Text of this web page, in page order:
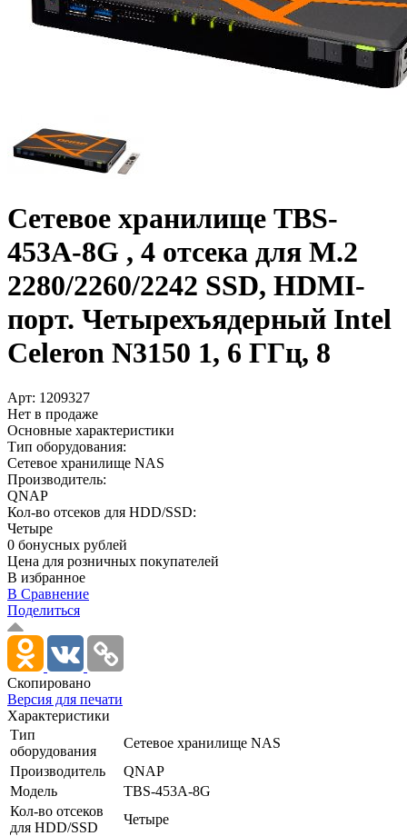
Сетевое хранилище TBS-
453A-8G , 4 отсека для M.2
2280/­2260/­2242 SSD, HDMI-
порт. Четырехъядерный Intel
Celeron N3150 1, 6 ГГц, 8
Арт: 1209327
Нет в продаже
Основные характеристики
Тип оборудования:
Сетевое хранилище NAS
Производитель:
QNAP
Кол-во отсеков для HDD/SSD:
Четыре
0 бонусных рублей
Цена для розничных покупателей
В избранное
В Сравнение
Поделиться
Скопировано
Версия для печати
Характеристики
Тип
оборудования
Сетевое хранилище NAS
Производитель
QNAP
Модель
TBS-453A-8G
Кол-во отсеков
для HDD/SSD
Четыре